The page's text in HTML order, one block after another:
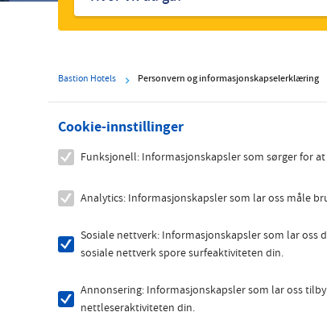
Bastion Hotels Personvern og informasjonskapselerklæring
Cookie-innstillinger
Funksjonell: Informasjonskapsler som sørger for
Analytics: Informasjonskapsler som lar oss måle
Sosiale nettverk: Informasjonskapsler som lar oss
sosiale nettverk spore surfeaktiviteten din.
Annonsering: Informasjonskapsler som lar oss
nettleseraktiviteten din.